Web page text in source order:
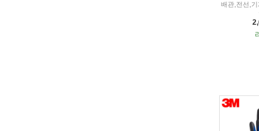
배관,전선,기